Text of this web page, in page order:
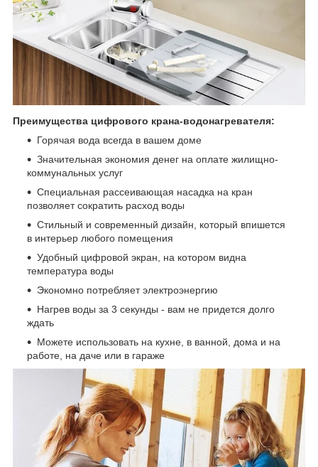
Преимущества цифрового крана-водонагревателя:
Горячая вода всегда в вашем доме
Значительная экономия денег на оплате жилищно-
коммунальных услуг
Специальная рассеивающая насадка на кран
позволяет сократить расход воды
Стильный и современный дизайн, который впишется
в интерьер любого помещения
Удобный цифровой экран, на котором видна
температура воды
Экономно потребляет электроэнергию
Нагрев воды за 3 секунды - вам не придется долго
ждать
Можете использовать на кухне, в ванной, дома и на
работе, на даче или в гараже